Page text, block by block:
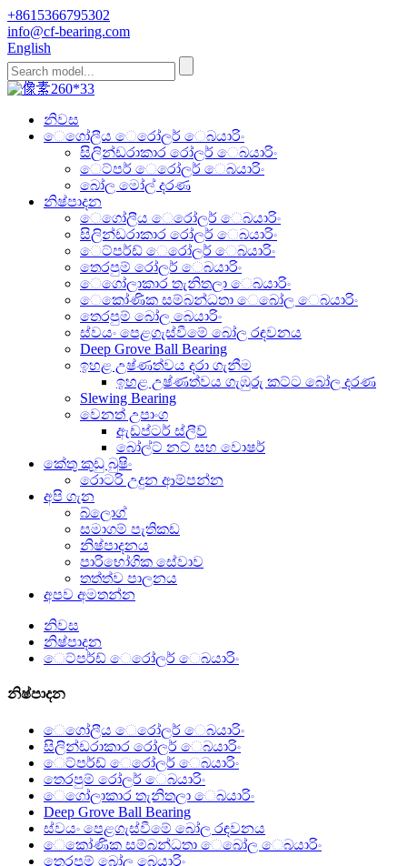
+8615366795302
info@cf-bearing.com
English
නිවස
ෙගෝලීය ෙරෝලර් ෙබයාරිං
සිලින්ඩරාකාර රෝලර් ෙබයාරිං
ෙට්පර් ෙරෝලර් ෙබයාරිං
බෝල මෝල් දරණ
නිෂ්පාදන
ෙගෝලීය ෙරෝලර් ෙබයාරිං
සිලින්ඩරාකාර රෝලර් ෙබයාරිං
ෙට්පර්ඩ් ෙරෝලර් ෙබයාරිං
තෙරපුම් රෝලර් ෙබයාරිං
ෙගෝලාකාර තැනිතලා ෙබයාරිං
ෙකෝණික සම්බන්ධතා ෙබෝල ෙබයාරිං
තෙරපුම් බෝල බෙයාරිං
ස්වයං පෙළගැස්වීමේ බෝල රඳවනය
Deep Grove Ball Bearing
ඉහළ උෂ්ණත්වය දරා ගැනීම
ඉහළ උෂ්ණත්වය ගැඹුරු කට්ට බෝල දරණ
Slewing Bearing
වෙනත් උපාංග
ඇඩප්ටර් ස්ලීව්
බෝල්ට් නට් සහ වොෂර්
කේතු කුඩු බුෂිං
රොටරි උදුන ආම්පන්න
අපි ගැන
බ්ලොග්
සමාගම් පැතිකඩ
නිෂ්පාදනය
පාරිභෝගික සේවාව
තත්ත්ව පාලනය
අපව අමතන්න
නිවස
නිෂ්පාදන
ෙට්පර්ඩ් ෙරෝලර් ෙබයාරිං
නිෂ්පාදන
ෙගෝලීය ෙරෝලර් ෙබයාරිං
සිලින්ඩරාකාර රෝලර් ෙබයාරිං
ෙට්පර්ඩ් ෙරෝලර් ෙබයාරිං
තෙරපුම් රෝලර් ෙබයාරිං
ෙගෝලාකාර තැනිතලා ෙබයාරිං
Deep Grove Ball Bearing
ස්වයං පෙළගැස්වීමේ බෝල රඳවනය
ෙකෝණික සම්බන්ධතා ෙබෝල ෙබයාරිං
තෙරපුම් බෝල බෙයාරිං